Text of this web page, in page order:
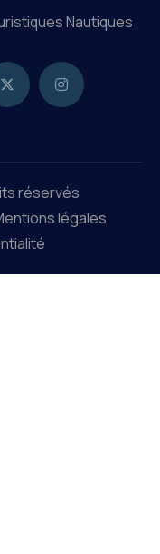
Nautiques
réservés
légales